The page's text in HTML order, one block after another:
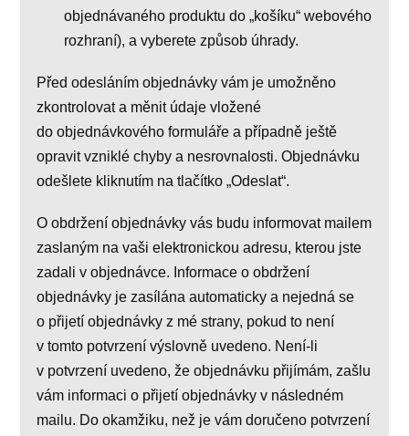
objednávaného produktu do „košíku“ webového
rozhraní), a vyberete způsob úhrady.
Před odesláním objednávky vám je umožněno
zkontrolovat a měnit údaje vložené
do objednávkového formuláře a případně ještě
opravit vzniklé chyby a nesrovnalosti. Objednávku
odešlete kliknutím na tlačítko „Odeslat“.
O obdržení objednávky vás budu informovat mailem
zaslaným na vaši elektronickou adresu, kterou jste
zadali v objednávce. Informace o obdržení
objednávky je zasílána automaticky a nejedná se
o přijetí objednávky z mé strany, pokud to není
v tomto potvrzení výslovně uvedeno. Není-li
v potvrzení uvedeno, že objednávku přijímám, zašlu
vám informaci o přijetí objednávky v následném
mailu. Do okamžiku, než je vám doručeno potvrzení